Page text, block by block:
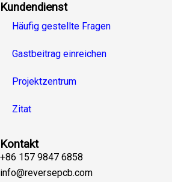
Kundendienst
Häufig gestellte Fragen
Gastbeitrag einreichen
Projektzentrum
Zitat
Kontakt
+86 157 9847 6858
info@reversepcb.com